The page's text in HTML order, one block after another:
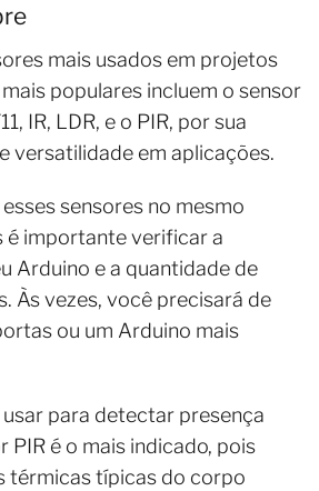
mais usados em projetos
populares incluem o sensor
IR, LDR, e o PIR, por sua
versatilidade em aplicações.
sensores no mesmo
é importante verificar a
Arduino e a quantidade de
Às vezes, você precisará de
ou um Arduino mais
para detectar presença
PIR é o mais indicado, pois
térmicas típicas do corpo